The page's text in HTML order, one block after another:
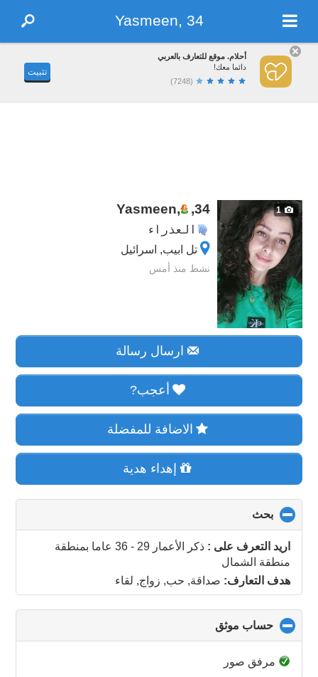
Yasmeen, 34
أحلام. موقع للتعارف بالعربي
دائما معك!
(7248)
تثبيت
1
Yasmeen, ,34
العذراء
تل ابيب, اسرائيل
نشط منذ أمس
ارسال رسالة
أعجب?
الاضافة للمفضلة
إهداء هدية
بحث
to
collapse
contents
اريد التعرف على :ذكر الأعمار 29 - 36 عاما
بمنطقة
منطقة الشمال
هدف التعارف: صداقة, حب, زواج, لقاء
حساب موثق
to
مرفق صور